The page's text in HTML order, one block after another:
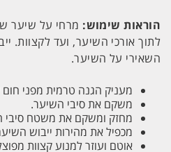
הוראות שימוש: מרחי על שיער
לתוך אורכי השיער, ועד לקצוות.
השאירי על השיער.
מעניק הגנה טרמית מפני חום של עד 230
משקם את סיבי השיער.
מחזק ומשקם את משטח סיבי
מכפיל את מהירות ייבוש
אוטם ועוזר למנוע קצוות